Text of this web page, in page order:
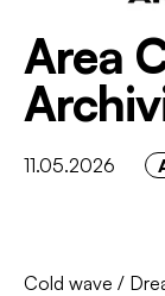
Area
11.05.2026
Cold wave /